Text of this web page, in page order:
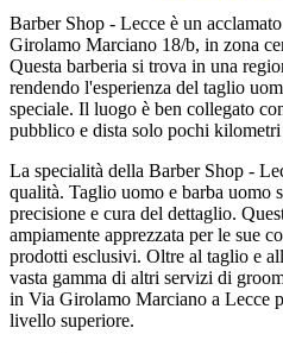
Barber Shop - Lecce è un
Girolamo Marciano 18/b, in zona
Questa barberia si trova in una
rendendo l'esperienza del taglio
speciale. Il luogo è ben collegato
pubblico e dista solo pochi
La specialità della Barber Shop -
qualità. Taglio uomo e barba uomo
precisione e cura del dettaglio.
ampiamente apprezzata per le sue
prodotti esclusivi. Oltre al taglio e
vasta gamma di altri servizi di
in Via Girolamo Marciano a Lecce
livello superiore.